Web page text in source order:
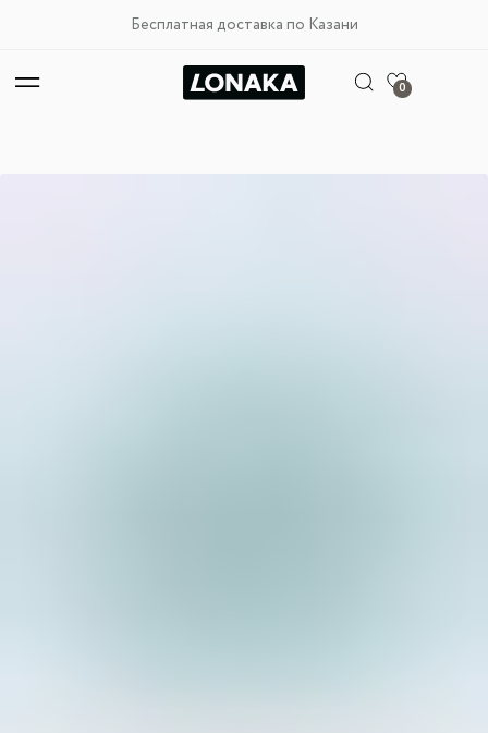
Бесплатная доставка по Казани
0